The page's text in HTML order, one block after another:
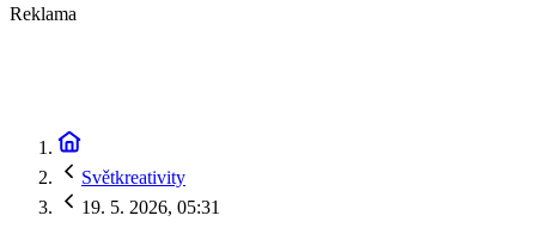
Reklama
Světkreativity
19. 5. 2026, 05:31